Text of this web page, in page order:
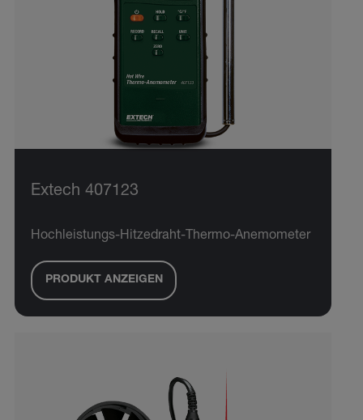
Extech 407123
Hochleistungs-Hitzedraht-Thermo-Anemometer
PRODUKT ANZEIGEN